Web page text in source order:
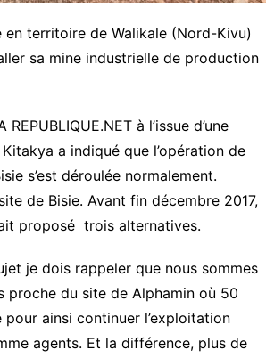
territoire de Walikale (Nord-Kivu)
sa mine industrielle de production
à l’issue d’une
a indiqué que l’opération de
s’est déroulée normalement.
de Bisie. Avant fin décembre 2017,
proposé trois alternatives.
je dois rappeler que nous sommes
proche du site de Alphamin où 50
ainsi continuer l’exploitation
agents. Et la différence, plus de